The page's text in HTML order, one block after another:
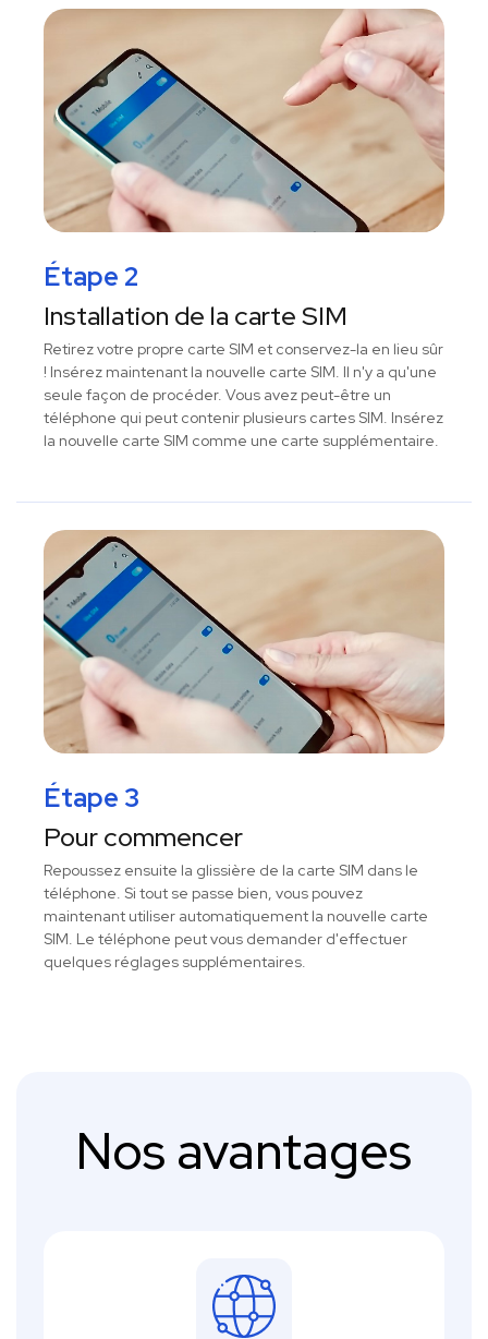
Étape 2
Installation de la carte SIM
Retirez votre propre carte SIM et conservez-la en lieu sûr
! Insérez maintenant la nouvelle carte SIM. Il n'y a qu'une
seule façon de procéder. Vous avez peut-être un
téléphone qui peut contenir plusieurs cartes SIM. Insérez
la nouvelle carte SIM comme une carte supplémentaire.
Étape 3
Pour commencer
Repoussez ensuite la glissière de la carte SIM dans le
téléphone. Si tout se passe bien, vous pouvez
maintenant utiliser automatiquement la nouvelle carte
SIM. Le téléphone peut vous demander d'effectuer
quelques réglages supplémentaires.
Nos avantages